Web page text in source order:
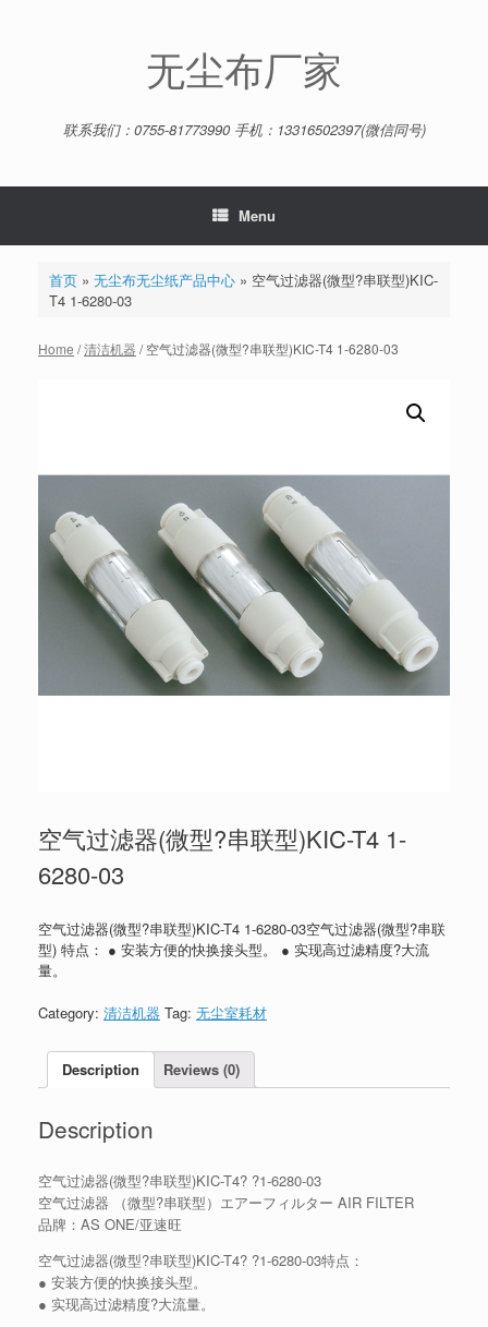
无尘布厂家
联系我们：0755-81773990 手机：13316502397(微信同号)
Menu
首页» 无尘布无尘纸产品中心» 空气过滤器(微型?串联型)KIC-
T4 1-6280-03
Home /清洁机器 / 空气过滤器(微型?串联型)KIC-T4 1-6280-03
空气过滤器(微型?串联型)KIC-T4 1-
6280-03
空气过滤器(微型?串联型)KIC-T4 1-6280-03空气过滤器(微型?串联
型) 特点： ● 安装方便的快换接头型。 ● 实现高过滤精度?大流
量。
Category: 清洁机器 Tag: 无尘室耗材
Description Reviews (0)
Description
空气过滤器(微型?串联型)KIC-T4? ?1-6280-03
空气过滤器 （微型?串联型）エアーフィルター AIR FILTER
品牌：AS ONE/亚速旺
空气过滤器(微型?串联型)KIC-T4? ?1-6280-03特点：
● 安装方便的快换接头型。
● 实现高过滤精度?大流量。